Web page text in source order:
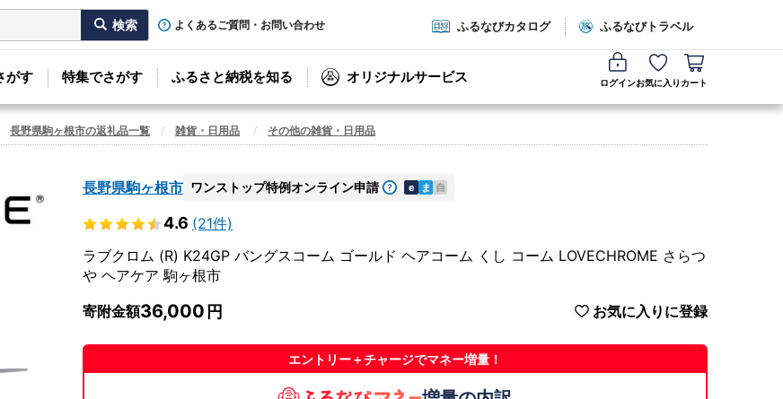
よくあるご質問・お問い合わせ ふるなびカタログ ふるなびトラベル
がす 特集でさがす ふるさと納税を知る オリジナルサービス ログインお気に入り カート
長野県駒ヶ根市の返礼品一覧 雑貨・日用品 その他の雑貨・日用品
長野県駒ヶ根市 ワンストップ特例オンライン申請 e ま 自
4.6 (21件)
ラブクロム (R) K24GP バングスコーム ゴールド ヘアコーム くし コーム LOVECHROME さらつ
や ヘアケア 駒ヶ根市
寄附金額36,000 お気に入りに登録
エントリー＋チャージでマネー増量！